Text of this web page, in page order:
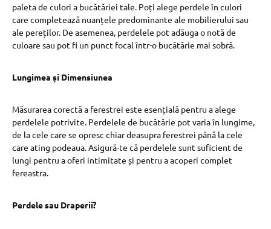
paleta de culori a bucătăriei tale. Poți alege perdele în culori
care completează nuanțele predominante ale mobilierului sau
ale pereților. De asemenea, perdelele pot adăuga o notă de
culoare sau pot fi un punct focal într-o bucătărie mai sobră.
Lungimea și Dimensiunea
Măsurarea corectă a ferestrei este esențială pentru a alege
perdelele potrivite. Perdelele de bucătărie pot varia în lungime,
de la cele care se opresc chiar deasupra ferestrei până la cele
care ating podeaua. Asigură-te că perdelele sunt suficient de
lungi pentru a oferi intimitate și pentru a acoperi complet
fereastra.
Perdele sau Draperii?